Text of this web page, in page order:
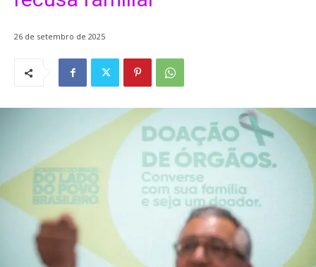
26 de setembro de 2025